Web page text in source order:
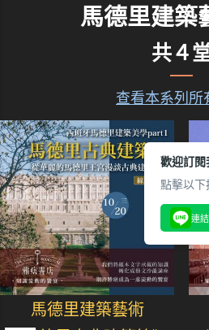
馬德里建築
共４
查看本系列所
馬德里建築藝術
歡迎訂
點擊以下
連